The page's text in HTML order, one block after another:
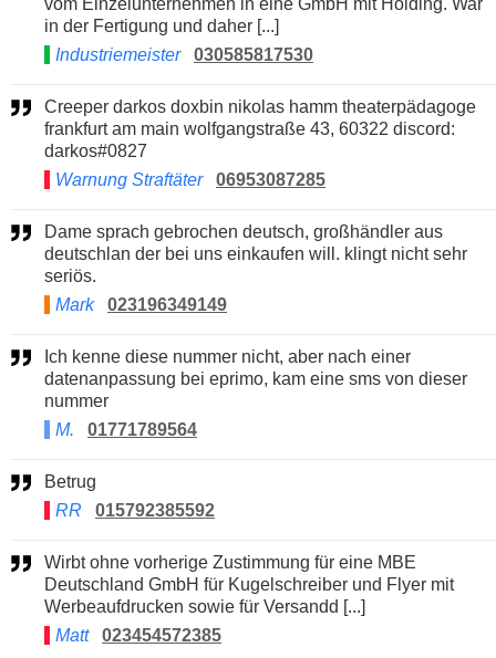
vom Einzelunternehmen in eine GmbH mit Holding. War
in der Fertigung und daher [...]
Industriemeister
030585817530
Creeper darkos doxbin nikolas hamm theaterpädagoge
frankfurt am main wolfgangstraße 43, 60322 discord:
darkos#0827
Warnung Straftäter
06953087285
Dame sprach gebrochen deutsch, großhändler aus
deutschlan der bei uns einkaufen will. klingt nicht sehr
seriös.
Mark
023196349149
datenanpassung bei eprimo, kam eine sms von dieser
nummer
M.
01771789564
Betrug
RR
015792385592
Wirbt ohne vorherige Zustimmung für eine MBE
Deutschland GmbH für Kugelschreiber und Flyer mit
Werbeaufdrucken sowie für Versandd [...]
Matt
023454572385